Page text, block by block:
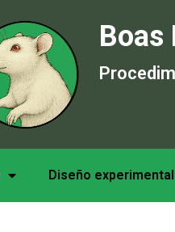
Boas
Diseño experimental